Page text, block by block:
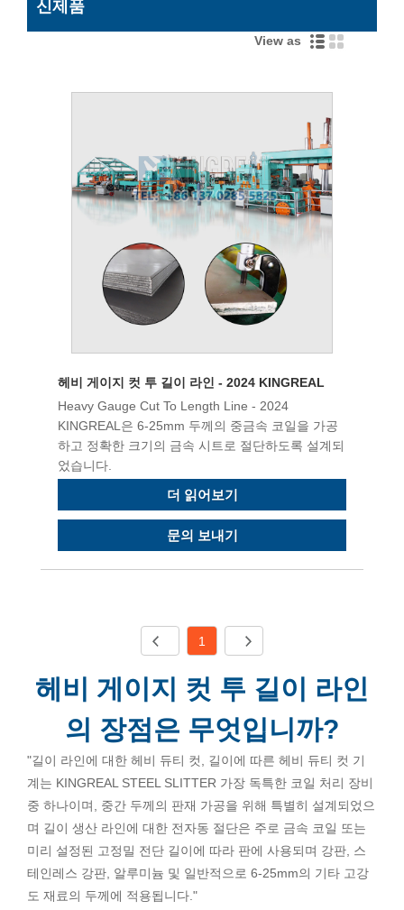
신제품
View as
헤비 게이지 컷 투 길이 라인 - 2024 KINGREAL
Heavy Gauge Cut To Length Line - 2024
KINGREAL은 6-25mm 두께의 중금속 코일을 가공
하고 정확한 크기의 금속 시트로 절단하도록 설계되
었습니다.
더 읽어보기
문의 보내기
1
헤비 게이지 컷 투 길이 라인
의 장점은 무엇입니까?
"길이 라인에 대한 헤비 듀티 컷, 길이에 따른 헤비 듀티 컷 기
계는 KINGREAL STEEL SLITTER 가장 독특한 코일 처리 장비
중 하나이며, 중간 두께의 판재 가공을 위해 특별히 설계되었으
며 길이 생산 라인에 대한 전자동 절단은 주로 금속 코일 또는
미리 설정된 고정밀 전단 길이에 따라 판에 사용되며 강판, 스
테인레스 강판, 알루미늄 및 일반적으로 6-25mm의 기타 고강
도 재료의 두께에 적용됩니다."